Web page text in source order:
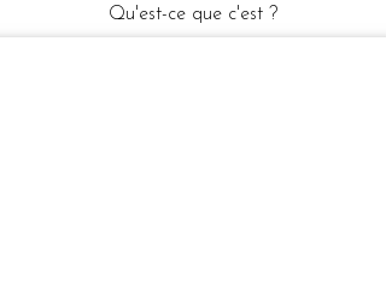
Qu'est-ce que c'est ?